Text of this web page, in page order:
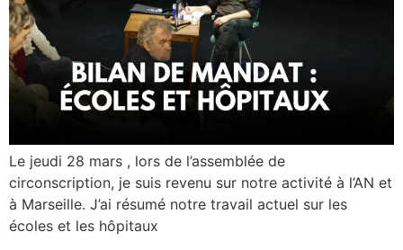
Le jeudi 28 mars , lors de l’assemblée de
circonscription, je suis revenu sur notre activité à l’AN et
à Marseille. J’ai résumé notre travail actuel sur les
écoles et les hôpitaux